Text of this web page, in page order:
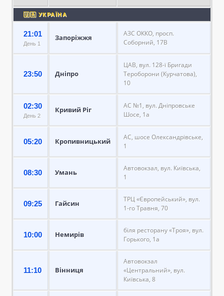
🇺🇦 УКРАЇНА
21:01
День 1
Запоріжжя
АЗС ОККО, просп.
Соборний, 17В
23:50 Дніпро
ЦАВ, вул. 128-ї Бригади
Тероборони (Курчатова),
10
02:30
День 2
Кривий Ріг
АС №1, вул. Дніпровське
Шосе, 1а
05:20 Кропивницький
АС, шосе Олександрівське,
1
08:30 Умань
Автовокзал, вул. Київська,
1
09:25 Гайсин
ТРЦ «Європейський», вул.
1-го Травня, 70
10:00 Немирів
біля ресторану «Троя», вул.
Горького, 1а
11:10 Вінниця
Автовокзал
«Центральний», вул.
Київська, 8